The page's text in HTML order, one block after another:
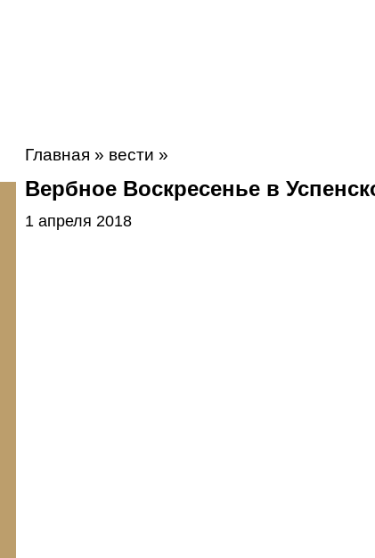
Главная » вести »
Вербное Воскресенье в
1 апреля 2018